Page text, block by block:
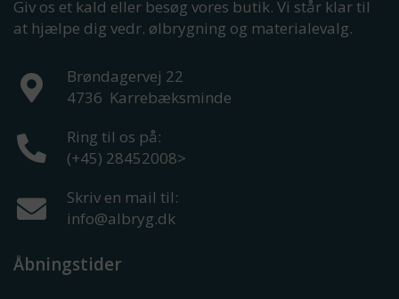
Giv os et kald eller besøg vores butik. Vi står klar til
at hjælpe dig vedr. ølbrygning og materialevalg.
Brøndagervej 22
4736 Karrebæksminde
Ring til os på:
(+45) 28452008>
Skriv en mail til:
info@albryg.dk
Åbningstider